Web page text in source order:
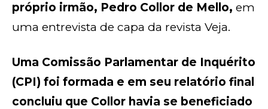
próprio irmão, Pedro Collor de Mello, em
uma entrevista de capa da revista Veja.
Uma Comissão Parlamentar de Inquérito
(CPI) foi formada e em seu relatório final
concluiu que Collor havia se beneficiado